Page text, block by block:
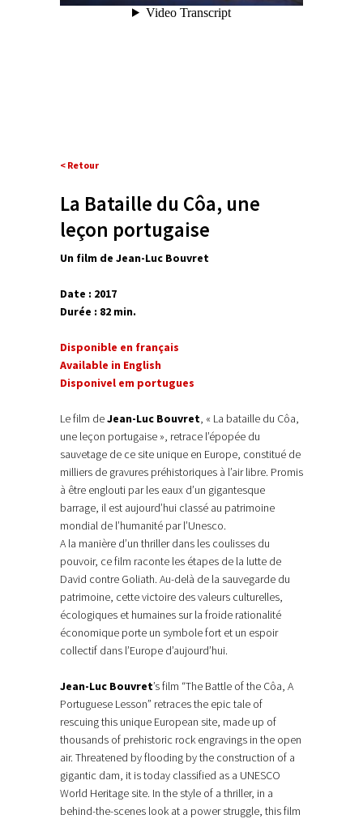
< Retour
La Bataille du Côa, une
leçon portugaise
Un film de Jean-Luc Bouvret
Date : 2017
Durée : 82 min.
Disponible en français
Available in English
Disponivel em portugues
Le film deJean-Luc Bouvret, « La bataille du Côa,
une leçon portugaise », retrace l’épopée du
sauvetage de ce site unique en Europe, constitué de
milliers de gravures préhistoriques à l’air libre. Promis
à être englouti par les eaux d’un gigantesque
barrage, il est aujourd’hui classé au patrimoine
mondial de l’humanité par l’Unesco.
A la manière d’un thriller dans les coulisses du
pouvoir, ce film raconte les étapes de la lutte de
David contre Goliath. Au-delà de la sauvegarde du
patrimoine, cette victoire des valeurs culturelles,
écologiques et humaines sur la froide rationalité
économique porte un symbole fort et un espoir
collectif dans l’Europe d’aujourd’hui.
Jean-Luc Bouvret’s film “The Battle of the Côa, A
Portuguese Lesson” retraces the epic tale of
rescuing this unique European site, made up of
thousands of prehistoric rock engravings in the open
air. Threatened by flooding by the construction of a
gigantic dam, it is today classified as a UNESCO
World Heritage site. In the style of a thriller, in a
behind-the-scenes look at a power struggle, this film